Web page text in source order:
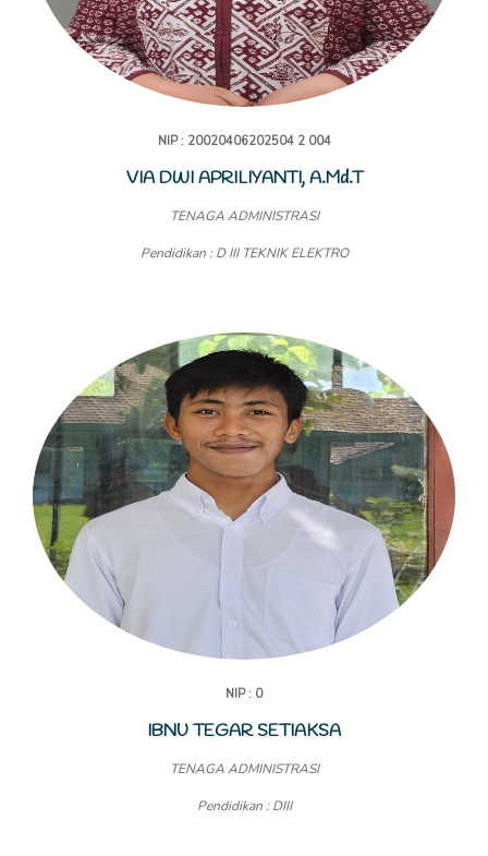
NIP : 20020406202504 2 004
VIA DWI APRILIYANTI, A.Md.T
TENAGA ADMINISTRASI
Pendidikan : D III TEKNIK ELEKTRO
NIP : 0
IBNU TEGAR SETIAKSA
TENAGA ADMINISTRASI
Pendidikan : DIII